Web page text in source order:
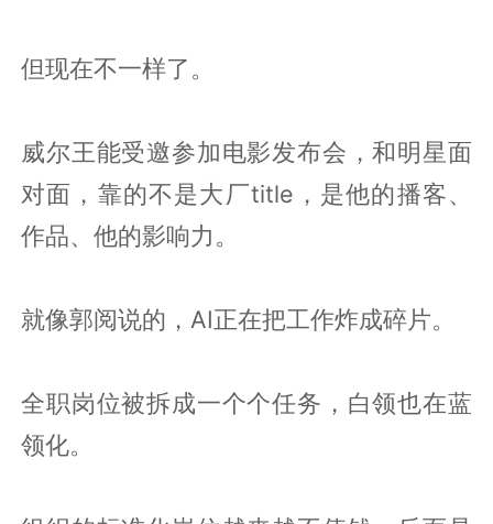
但现在不一样了。
威尔王能受邀参加电影发布会，和明星面
对面，靠的不是大厂title，是他的播客、
作品、他的影响力。
就像郭阅说的，AI正在把工作炸成碎片。
全职岗位被拆成一个个任务，白领也在蓝
领化。